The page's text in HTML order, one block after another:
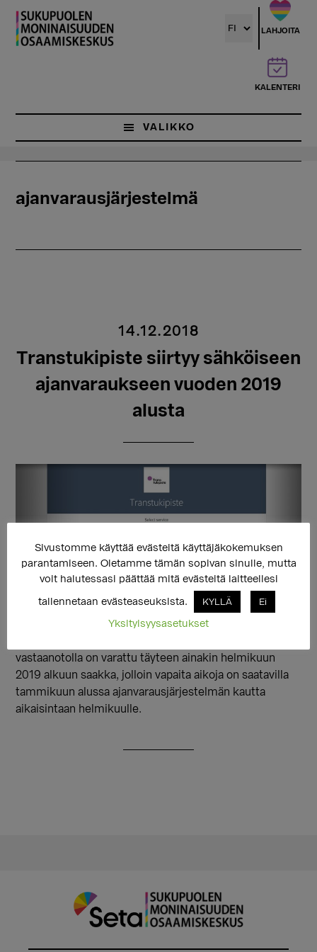
Hyppää
pääsisältöön
LAHJOITA
KALENTERI
VALIKKO
ajanvarausjärjestelmä
14.12.2018
Transtukipiste siirtyy sähköiseen
ajanvaraukseen vuoden 2019
alusta
Aikaa tapaamiseen vastaanotolla ei voi varata joulukuun
vastaanotolla on varattu täyteen ainakin helmikuun
2019 alkuun saakka, jolloin vapaita aikoja on saatavilla
tammikuun alussa ajanvarausjärjestelmän kautta
aikaisintaan helmikuulle.
Sivustomme käyttää evästeitä käyttäjäkokemuksen
parantamiseen. Oletamme tämän sopivan sinulle, mutta
voit halutessasi päättää mitä evästeitä laitteellesi
tallennetaan evästeaseuksista. KYLLÄ Ei
Yksityisyysasetukset